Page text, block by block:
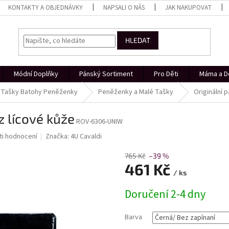
KONTAKTY A OBJEDNÁVKY NAPSALI O NÁS JAK NAKUPOVAT
HLEDAT
Módní Doplňky Pánský Sortiment Pro Děti Máma a
Tašky Batohy Peněženky Peněženky a Malé Tašky Originální
lícové kůžeROV-6306-UNIW
hodnocení Značka: 4U Cavaldi
765 Kč –39 %
461 Kč / ks
cena:
Doručení 2-4 dny
Barva